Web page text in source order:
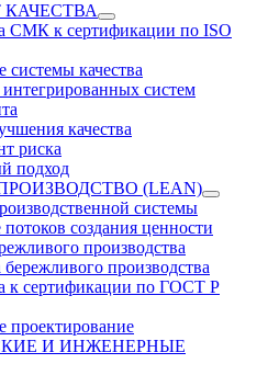
СМК к сертификации по ISO
системы качества
интегрированных систем
качества
риска
подход
(LEAN)
системы
создания ценности
производства
производства
к сертификации по ГОСТ Р
проектирование
И ИНЖЕНЕРНЫЕ